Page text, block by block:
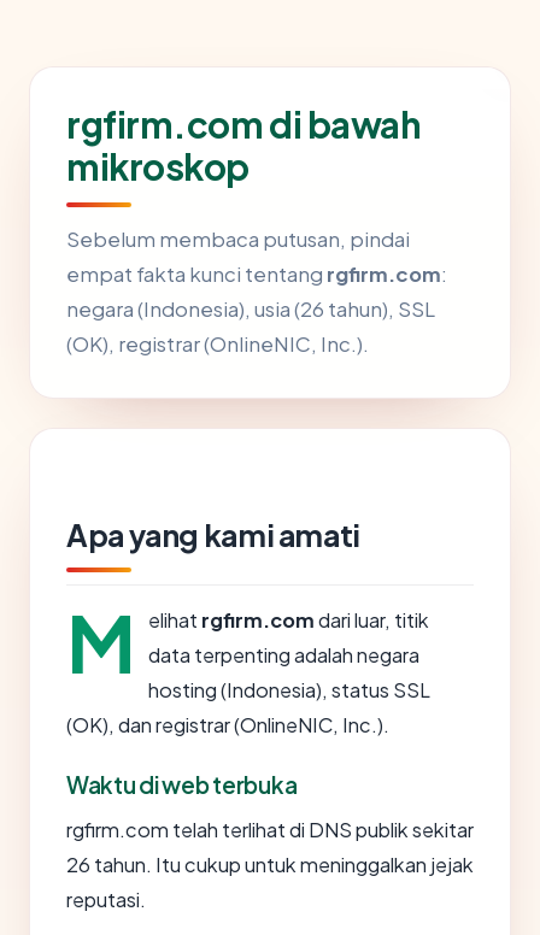
rgfirm.com di bawah
mikroskop
Sebelum membaca putusan, pindai
empat fakta kunci tentang rgfirm.com:
negara (Indonesia), usia (26 tahun), SSL
(OK), registrar (OnlineNIC, Inc.).
Apa yang kami amati
M elihat rgfirm.comdari luar, titik
data terpenting adalah negara
hosting (Indonesia), status SSL
(OK), dan registrar (OnlineNIC, Inc.).
Waktu di web terbuka
rgfirm.com telah terlihat di DNS publik sekitar
26 tahun. Itu cukup untuk meninggalkan jejak
reputasi.